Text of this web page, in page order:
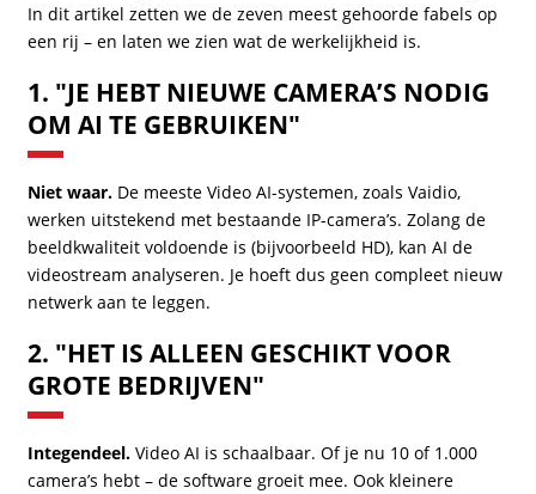
In dit artikel zetten we de zeven meest gehoorde fabels op
een rij – en laten we zien wat de werkelijkheid is.
1. "JE HEBT NIEUWE CAMERA’S NODIG
OM AI TE GEBRUIKEN"
Niet waar. De meeste Video AI-systemen, zoals Vaidio,
werken uitstekend met bestaande IP-camera’s. Zolang de
beeldkwaliteit voldoende is (bijvoorbeeld HD), kan AI de
videostream analyseren. Je hoeft dus geen compleet nieuw
netwerk aan te leggen.
2. "HET IS ALLEEN GESCHIKT VOOR
GROTE BEDRIJVEN"
Integendeel. Video AI is schaalbaar. Of je nu 10 of 1.000
camera’s hebt – de software groeit mee. Ook kleinere